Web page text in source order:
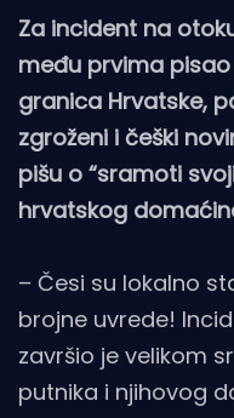
Za incident na
među prvima pisao
granica Hrvatske,
zgroženi i češki
pišu o “sramoti
hrvatskog
– Česi su lokalno
brojne uvrede!
završio je velikom
putnika i njihovog